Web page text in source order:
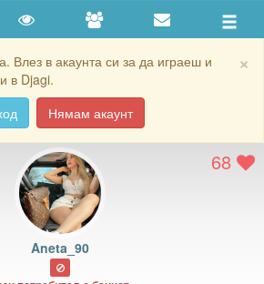
×
Влез в акаунта си за да играеш и
в Djagi.
Нямам акаунт
68
Aneta_90